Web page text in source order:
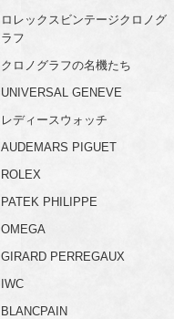
ロレックスビンテージクロノグ
ラフ
クロノグラフの名機たち
UNIVERSAL GENEVE
レディースウォッチ
AUDEMARS PIGUET
ROLEX
PATEK PHILIPPE
OMEGA
GIRARD PERREGAUX
IWC
BLANCPAIN